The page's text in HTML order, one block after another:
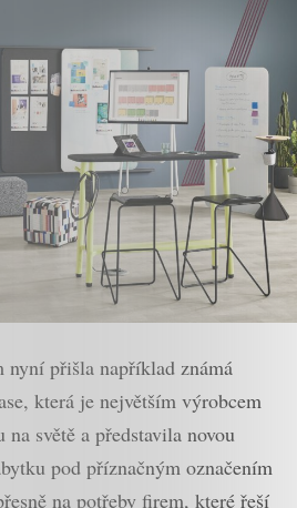
nyní přišla například známá
která je největším výrobcem
světě a představila novou
pod příznačným označením
na potřeby firem, které řeší